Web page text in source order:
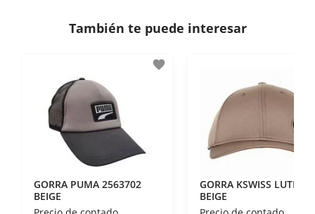
- Certificados de seguridad SSL y Encriptación 3D.
disposiciones legales y Códigos de Ética de la
Asociación Mexicana de Internet (AIMX).
- Nos encontramos en la lista de socios Activos de
la Asociación de Internet.MX.
También te puede interesar
favorite
GORRA PUMA 2563702
BEIGE
GORRA KSWISS LUTHOR
BEIGE